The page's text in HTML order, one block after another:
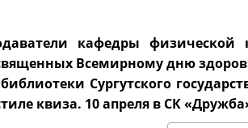
кафедры
Всемирному дню
Сургутского
квиза. 10 апреля в СК